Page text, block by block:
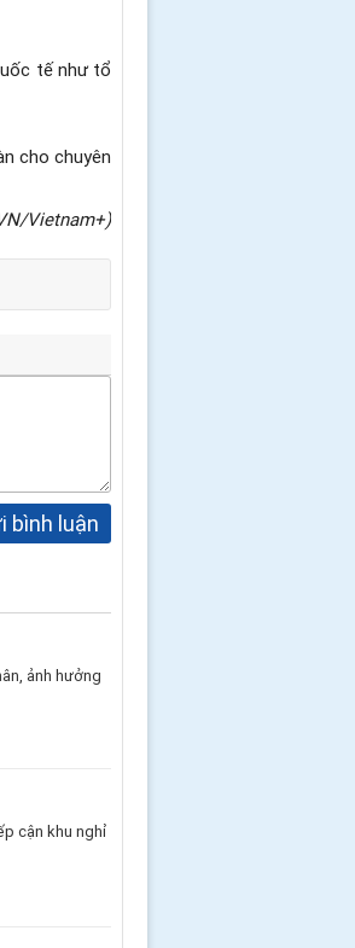
tế như tổ
cho chuyên
Vietnam+)
bình luận
ảnh hưởng
cận khu nghỉ